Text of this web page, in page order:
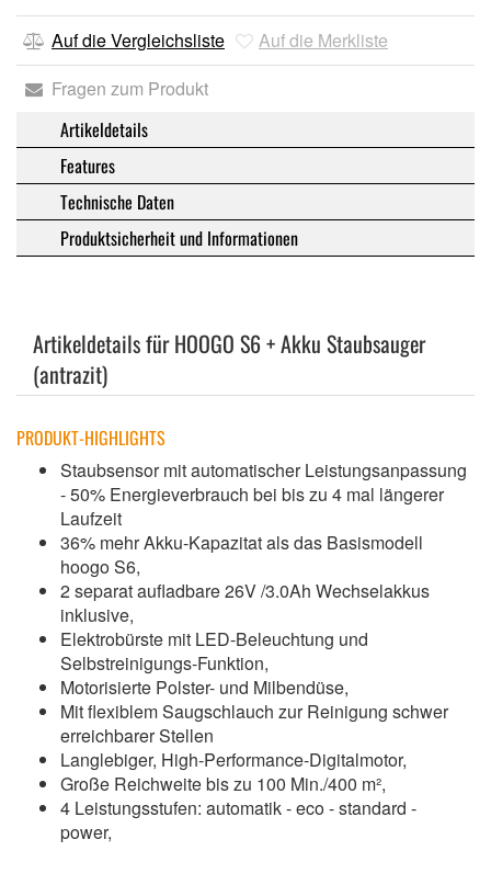
Auf die Vergleichsliste
Auf die Merkliste
Fragen zum Produkt
Artikeldetails
Features
Technische Daten
Produktsicherheit und Informationen
Artikeldetails für HOOGO S6 + Akku Staubsauger
(antrazit)
PRODUKT-HIGHLIGHTS
Staubsensor mit automatischer Leistungsanpassung
- 50% Energieverbrauch bei bis zu 4 mal längerer
Laufzeit
36% mehr Akku-Kapazitat als das Basismodell
hoogo S6,
2 separat aufladbare 26V /3.0Ah Wechselakkus
inklusive,
Elektrobürste mit LED-Beleuchtung und
Selbstreinigungs-Funktion,
Motorisierte Polster- und Milbendüse,
Mit flexiblem Saugschlauch zur Reinigung schwer
erreichbarer Stellen
Langlebiger, High-Performance-Digitalmotor,
Große Reichweite bis zu 100 Min./400 m²,
4 Leistungsstufen: automatik - eco - standard -
power,